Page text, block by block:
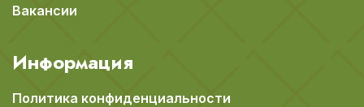
Вакансии
Информация
Политика конфиденциальности